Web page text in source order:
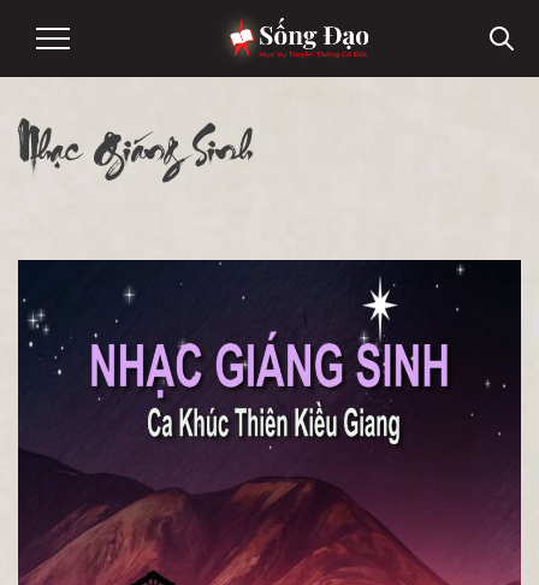
Nhạc Giáng Sinh